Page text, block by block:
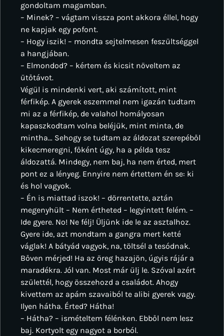
gondoltam magamban.
– Minek? – vágtam vissza pont akkora éllel, hogy
ne kapjak egy pofont.
– Hogy iszik! – mondta sejtelmesen feszültséggel
a hangjában.
– Elmondod? – kértem és kicsit növeltem az
ütőtávot.
Végül is mindenki vert, aki számított, mint
férfikép. A gyerek eszemmel nem igazán tudtam
mi az a férfikép, de valahol homályosan
kapaszkodtam volna beléjük, mint minta, de
mintha… Sehogy se tudtam az áldozat szerepéből
kikecmeregni, főként úgy, ha a példa tesz
áldozattá. Mindegy, nem baj, ha nem érted, mert
pont ez a lényeg. Ennyire nem értettem én se: ki
és hol vagyok.
– Én is miattad iszok! – dörrentette, aztán
megenyhült – Nem értheted – legyintett felém. –
Ide gyere. No! Ne félj! Üljünk ide le az asztalhoz.
Gyere ide, azt mondtam a gangra mert ketté
váglak! A bátyád vagyok, na, töltsél a tesódnak.
Bőven mérjed! Ha az öreg hazajön, úgyis rájár a
maradékra. Jól van. Most már ülj le. Szóval azért
születtél, hogy összehozd a családot. Ahogy
kivettem az apám szavaiból te alibi gyerek vagy.
Ilyen hátha. Érted? Hátha!
– Hátha? – ismételtem félénken. Ebből nem lesz
baj. Kortyolt egy nagyot a borból.